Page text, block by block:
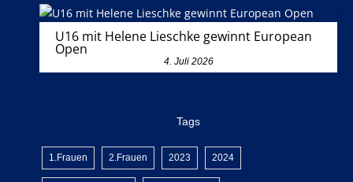
U16 mit Helene Lieschke gewinnt European
Open
4. Juli 2026
Tags
1.Frauen 2.Frauen 2023 2024